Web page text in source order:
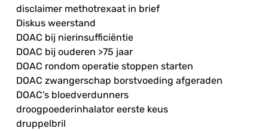
disclaimer methotrexaat in brief
Diskus weerstand
DOAC bij nierinsufficiëntie
DOAC bij ouderen >75 jaar
DOAC rondom operatie stoppen starten
DOAC zwangerschap borstvoeding afgeraden
DOAC’s bloedverdunners
droogpoederinhalator eerste keus
druppelbril